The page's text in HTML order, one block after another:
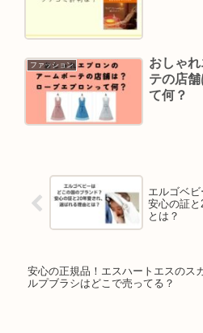
ファッション
おしゃ
テの店
て何？
エルゴベ
安心の証
とは？
安心の正規品！エスハートエスのス
ルプブラシはどこで売ってる？